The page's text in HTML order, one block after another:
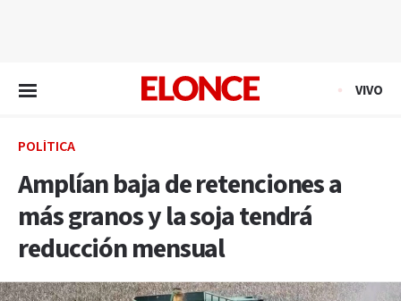
VIVO
POLÍTICA
Amplían baja de retenciones a
más granos y la soja tendrá
reducción mensual